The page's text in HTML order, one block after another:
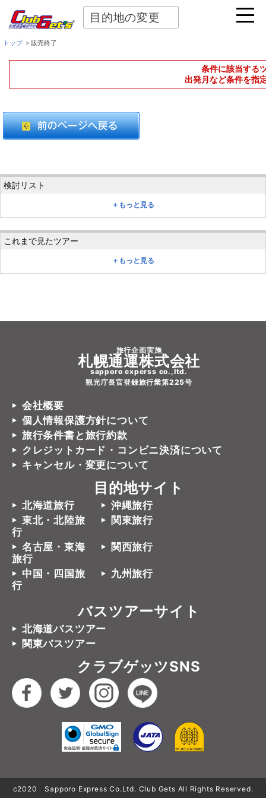
目的地の変更
トップ＞販売終了
条件に該当する
出発月など条件を指
＋もっと見る
＋もっと見る
旅行企画実施
札幌通運株式会社
sapporo experss co.,ltd.
観光庁長官登録旅行業第225号
会社概要
個人情報保護方針について
旅行条件書と旅行約款
クレジットカード・コンビニ決済について
キャンセル・変更について
目的地サイト
北海道旅行
沖縄旅行
東北・北陸旅
行
関東旅行
名古屋・東海
旅行
関西旅行
中国・四国旅
行
九州旅行
バスツアーサイト
北海道バスツアー
関東バスツアー
クラブゲッツSNS
c2020 Sapporo Express Co.Ltd. Club Gets All Rights Reserved.